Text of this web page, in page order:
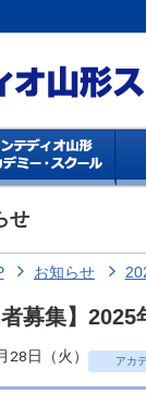
せ
お知らせ
者募集】
28日（火） アカ